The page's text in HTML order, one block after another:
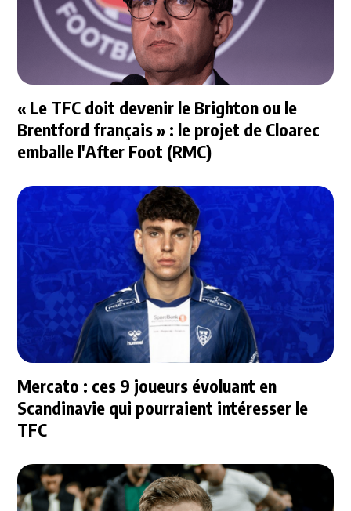
« Le TFC doit devenir le Brighton ou le
Brentford français » : le projet de Cloarec
emballe l'After Foot (RMC)
Mercato : ces 9 joueurs évoluant en
Scandinavie qui pourraient intéresser le
TFC